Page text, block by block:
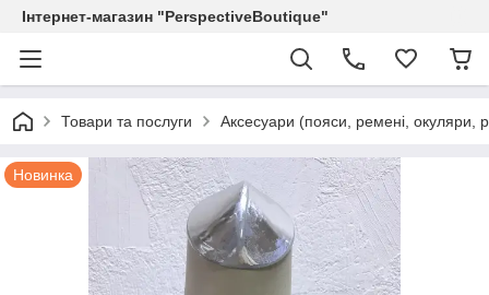
Інтернет-магазин "PerspectiveBoutique"
Товари та послуги Аксесуари (пояси, ремені, окуляри,
Новинка